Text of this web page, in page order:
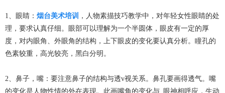
1、眼睛： 烟台美术培训
，人物素描技巧教学中，对年轻女性眼睛的处
理，要求认真仔细。眼部可以理解为一个半圆体，眼皮有一定的厚
度，对内眼角、外眼角的结构，上下眼皮的变化要认真分析。瞳孔的
色素较重，高光较亮，黑白分明。
2、鼻子，嘴：要注意鼻子的结构与透v视关系。鼻孔要画得透气。嘴
的变化是人物性情的外在表现。此画嘴角的变化与 眼神相呼应，生动